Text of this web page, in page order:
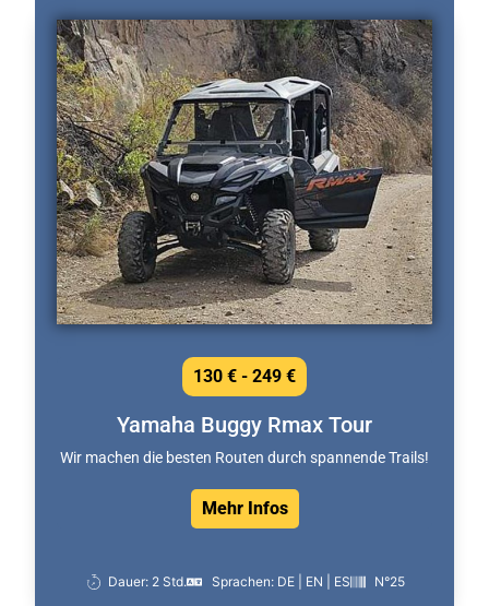
Yamaha Buggy Rmax Tour
Wir machen die besten Routen durch spannende Trails!
Mehr Infos
130 € - 249 €
Dauer: 2 Std. Sprachen: DE | EN | ES N°25